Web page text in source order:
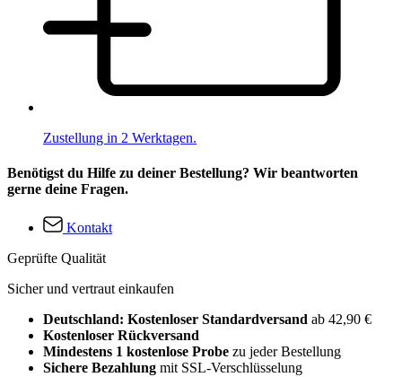
Zustellung in 2 Werktagen.
Benötigst du Hilfe zu deiner Bestellung? Wir beantworten
gerne deine Fragen.
Kontakt
Geprüfte Qualität
Sicher und vertraut einkaufen
Deutschland: Kostenloser Standardversand ab 42,90 €
Kostenloser Rückversand
Mindestens 1 kostenlose Probe zu jeder Bestellung
Sichere Bezahlung mit SSL-Verschlüsselung